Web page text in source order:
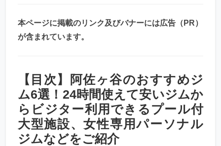
本ページに掲載のリンク及びバナーには広告（PR）
が含まれています。
【目次】阿佐ヶ谷のおすすめジ
ム6選！24時間使えて安いジムか
らビジター利用できるプール付
大型施設、女性専用パーソナル
ジムなどをご紹介